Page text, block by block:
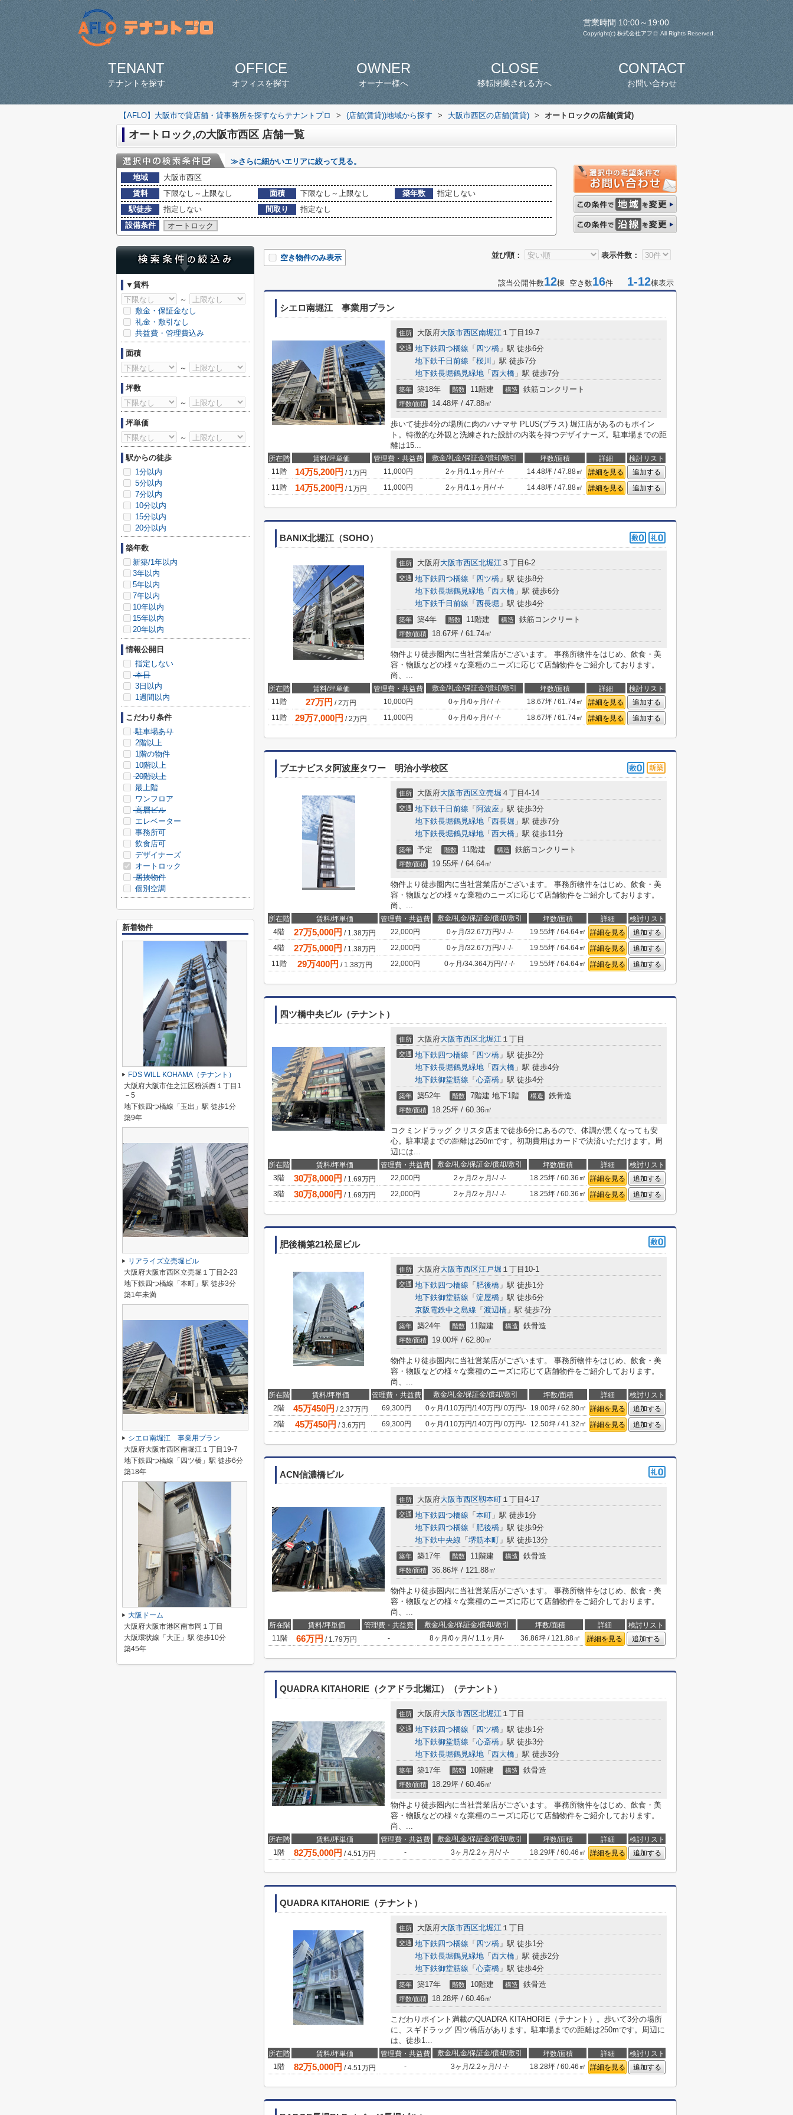
営業時間 10:00～19:00
Copyright(c) 株式会社アフロ All Rights Reserved.
TENANT
テナントを探す
OFFICE
オフィスを探す
OWNER
オーナー様へ
CLOSE
移転閉業される方へ
CONTACT
お問い合わせ
【AFLO】大阪市で貸店舗・貸事務所を探すならテナントプロ > (店舗(賃貸))地域から探す > 大阪市西区の店舗(賃貸) > オートロックの店舗(賃貸)
オートロック,の大阪市西区 店舗一覧
≫さらに細かいエリアに絞って見る。
地域
大阪市西区
賃料
下限なし～上限なし 面積 下限なし～上限なし 築年数
指定しない
駅徒歩
指定しない 間取り
指定なし
設備条件
オートロック
並び順： 表示件数：
空き物件のみ表示
該当公開件数12棟 空き数16件 1-12棟表示
シエロ南堀江 事業用プラン
住所 大阪府大阪市西区南堀江 １丁目19-7
交通 地下鉄四つ橋線 「 四ツ橋 」駅 徒歩6分
地下鉄千日前線 「 桜川 」駅 徒歩7分
地下鉄長堀鶴見緑地 「 西大橋 」駅 徒歩7分
築年 築18年 階数 11階建 構造 鉄筋コンクリート
坪数/面積 14.48坪 / 47.88㎡
歩いて徒歩4分の場所に肉のハナマサ PLUS(プラス) 堀江店があるのもポイン
ト。特徴的な外観と洗練された設計の内装を持つデザイナーズ。駐車場までの距
離は15...
所在階 賃料/坪単価 管理費・共益費 敷金/礼金/保証金/償却/敷引 坪数/面積 詳細
検討リスト
11階
14万5,200円 / 1万円 11,000円 2ヶ月 /1.1ヶ月 /-/-/- 14.48坪 / 47.88㎡ 詳細を見る
追加する
11階
14万5,200円 / 1万円 11,000円 2ヶ月 /1.1ヶ月 /-/-/- 14.48坪 / 47.88㎡ 詳細を見る 追加する
BANIX北堀江（SOHO）
住所 大阪府大阪市西区北堀江 ３丁目6-2
交通 地下鉄四つ橋線 「 四ツ橋 」駅 徒歩8分
地下鉄長堀鶴見緑地 「 西大橋 」駅 徒歩6分
地下鉄千日前線 「 西長堀 」駅 徒歩4分
築年 築4年 階数 11階建 構造 鉄筋コンクリート
坪数/面積 18.67坪 / 61.74㎡
物件より徒歩圏内に当社営業店がございます。 事務所物件をはじめ、飲食・美
容・物販などの様々な業種のニーズに応じて店舗物件をご紹介しております。
尚、...
所在階 賃料/坪単価 管理費・共益費 敷金/礼金/保証金/償却/敷引 坪数/面積 詳細
検討リスト
11階
27万円 /2万円 10,000円 0ヶ月 /0ヶ月 /-/-/- 18.67坪 / 61.74㎡ 詳細を見る
追加する
11階
29万7,000円 /2万円 11,000円 0ヶ月 /0ヶ月 /-/-/- 18.67坪 / 61.74㎡ 詳細を見る 追加する
ブエナビスタ阿波座タワー 明治小学校区
住所 大阪府大阪市西区立売堀 ４丁目4-14
交通 地下鉄千日前線 「 阿波座 」駅 徒歩3分
地下鉄長堀鶴見緑地 「 西長堀 」駅 徒歩7分
地下鉄長堀鶴見緑地 「 西大橋 」駅 徒歩11分
築年 予定 階数 11階建 構造 鉄筋コンクリート
坪数/面積 19.55坪 / 64.64㎡
物件より徒歩圏内に当社営業店がございます。 事務所物件をはじめ、飲食・美
容・物販などの様々な業種のニーズに応じて店舗物件をご紹介しております。
尚、...
所在階 賃料/坪単価 管理費・共益費 敷金/礼金/保証金/償却/敷引 坪数/面積 詳細
検討リスト
4階
27万5,000円 / 1.38万円 22,000円 0ヶ月 /32.67万円/-/-/- 19.55坪 / 64.64㎡ 詳細を見る
追加する
4階
27万5,000円 / 1.38万円 22,000円 0ヶ月 /32.67万円/-/-/- 19.55坪 / 64.64㎡ 詳細を見る
追加する
11階
29万400円 / 1.38万円 22,000円 0ヶ月 /34.364万円/-/-/- 19.55坪 / 64.64㎡ 詳細を見る 追加する
四ツ橋中央ビル（テナント）
住所 大阪府大阪市西区北堀江 １丁目
交通 地下鉄四つ橋線 「 四ツ橋 」駅 徒歩2分
地下鉄長堀鶴見緑地 「 西大橋 」駅 徒歩4分
地下鉄御堂筋線 「 心斎橋 」駅 徒歩4分
築年 築52年 階数 7階建 地下1階 構造 鉄骨造
坪数/面積 18.25坪 / 60.36㎡
コクミンドラッグ クリスタ店まで徒歩6分にあるので、体調が悪くなっても安
心。駐車場までの距離は250mです。初期費用はカードで決済いただけます。周
辺には...
所在階 賃料/坪単価 管理費・共益費 敷金/礼金/保証金/償却/敷引 坪数/面積 詳細
検討リスト
3階
30万8,000円 / 1.69万円 22,000円 2ヶ月 /2ヶ月 /-/-/- 18.25坪 / 60.36㎡ 詳細を見る
追加する
3階
30万8,000円 / 1.69万円 22,000円 2ヶ月 /2ヶ月 /-/-/- 18.25坪 / 60.36㎡ 詳細を見る 追加する
肥後橋第21松屋ビル
住所 大阪府大阪市西区江戸堀 １丁目10-1
交通 地下鉄四つ橋線 「 肥後橋 」駅 徒歩1分
地下鉄御堂筋線 「 淀屋橋 」駅 徒歩6分
京阪電鉄中之島線 「 渡辺橋 」駅 徒歩7分
築年 築24年 階数 11階建 構造 鉄骨造
坪数/面積 19.00坪 / 62.80㎡
物件より徒歩圏内に当社営業店がございます。 事務所物件をはじめ、飲食・美
容・物販などの様々な業種のニーズに応じて店舗物件をご紹介しております。
尚、...
所在階 賃料/坪単価 管理費・共益費 敷金/礼金/保証金/償却/敷引 坪数/面積 詳細
検討リスト
2階
45万450円 /2.37万円 69,300円 0ヶ月 /110万円/140万円/0万円/- 19.00坪 / 62.80㎡ 詳細を見る
追加する
2階
45万450円 /3.6万円 69,300円 0ヶ月 /110万円/140万円/0万円/- 12.50坪 / 41.32㎡ 詳細を見る 追加する
ACN信濃橋ビル
住所 大阪府大阪市西区靱本町 １丁目4-17
交通 地下鉄四つ橋線 「 本町 」駅 徒歩1分
地下鉄四つ橋線 「 肥後橋 」駅 徒歩9分
地下鉄中央線 「 堺筋本町 」駅 徒歩13分
築年 築17年 階数 11階建 構造 鉄骨造
坪数/面積 36.86坪 / 121.88㎡
物件より徒歩圏内に当社営業店がございます。 事務所物件をはじめ、飲食・美
容・物販などの様々な業種のニーズに応じて店舗物件をご紹介しております。
尚、...
所在階 賃料/坪単価 管理費・共益費 敷金/礼金/保証金/償却/敷引 坪数/面積 詳細
検討リスト
11階
66万円 / 1.79万円 - 8ヶ月 /0ヶ月 /-/ 1.1ヶ月 /- 36.86坪 / 121.88㎡ 詳細を見る 追加する
QUADRA KITAHORIE（クアドラ北堀江）（テナント）
住所 大阪府大阪市西区北堀江 １丁目
交通 地下鉄四つ橋線 「 四ツ橋 」駅 徒歩1分
地下鉄御堂筋線 「 心斎橋 」駅 徒歩3分
地下鉄長堀鶴見緑地 「 西大橋 」駅 徒歩3分
築年 築17年 階数 10階建 構造 鉄骨造
坪数/面積 18.29坪 / 60.46㎡
物件より徒歩圏内に当社営業店がございます。 事務所物件をはじめ、飲食・美
容・物販などの様々な業種のニーズに応じて店舗物件をご紹介しております。
尚、...
所在階 賃料/坪単価 管理費・共益費 敷金/礼金/保証金/償却/敷引 坪数/面積 詳細
検討リスト
1階
82万5,000円 /4.51万円 - 3ヶ月 /2.2ヶ月 /-/-/- 18.29坪 / 60.46㎡ 詳細を見る 追加する
QUADRA KITAHORIE（テナント）
住所 大阪府大阪市西区北堀江 １丁目
交通 地下鉄四つ橋線 「 四ツ橋 」駅 徒歩1分
地下鉄長堀鶴見緑地 「 西大橋 」駅 徒歩2分
地下鉄御堂筋線 「 心斎橋 」駅 徒歩4分
築年 築17年 階数 10階建 構造 鉄骨造
坪数/面積 18.28坪 / 60.46㎡
こだわりポイント満載のQUADRA KITAHORIE（テナント）。歩いて3分の場所
に、スギドラッグ 四ツ橋店があります。駐車場までの距離は250mです。周辺に
は、徒歩1...
所在階 賃料/坪単価 管理費・共益費 敷金/礼金/保証金/償却/敷引 坪数/面積 詳細
検討リスト
1階
82万5,000円 /4.51万円 - 3ヶ月 /2.2ヶ月 /-/-/- 18.28坪 / 60.46㎡ 詳細を見る 追加する
▼賃料
～
敷金・保証金なし
礼金・敷引なし
共益費・管理費込み
面積
～
坪数
～
坪単価
～
駅からの徒歩
1分以内
5分以内
7分以内
10分以内
15分以内
20分以内
築年数
新築/1年以内
3年以内
5年以内
7年以内
10年以内
15年以内
20年以内
情報公開日
指定しない
本日
3日以内
1週間以内
こだわり条件
駐車場あり
2階以上
1階の物件
10階以上
20階以上
最上階
ワンフロア
高層ビル
エレベーター
事務所可
飲食店可
デザイナーズ
オートロック
居抜物件
個別空調
新着物件
FDS WILL KOHAMA（テナント）
大阪府大阪市住之江区粉浜西１丁目1
－5
地下鉄四つ橋線「玉出」駅 徒歩1分
築9年
リアライズ立売堀ビル
大阪府大阪市西区立売堀１丁目2-23
地下鉄四つ橋線「本町」駅 徒歩3分
築1年未満
シエロ南堀江 事業用プラン
大阪府大阪市西区南堀江１丁目19-7
地下鉄四つ橋線「四ツ橋」駅 徒歩6分
築18年
大阪ドーム
大阪府大阪市港区南市岡１丁目
大阪環状線「大正」駅 徒歩10分
築45年